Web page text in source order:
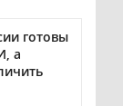
готовы
а